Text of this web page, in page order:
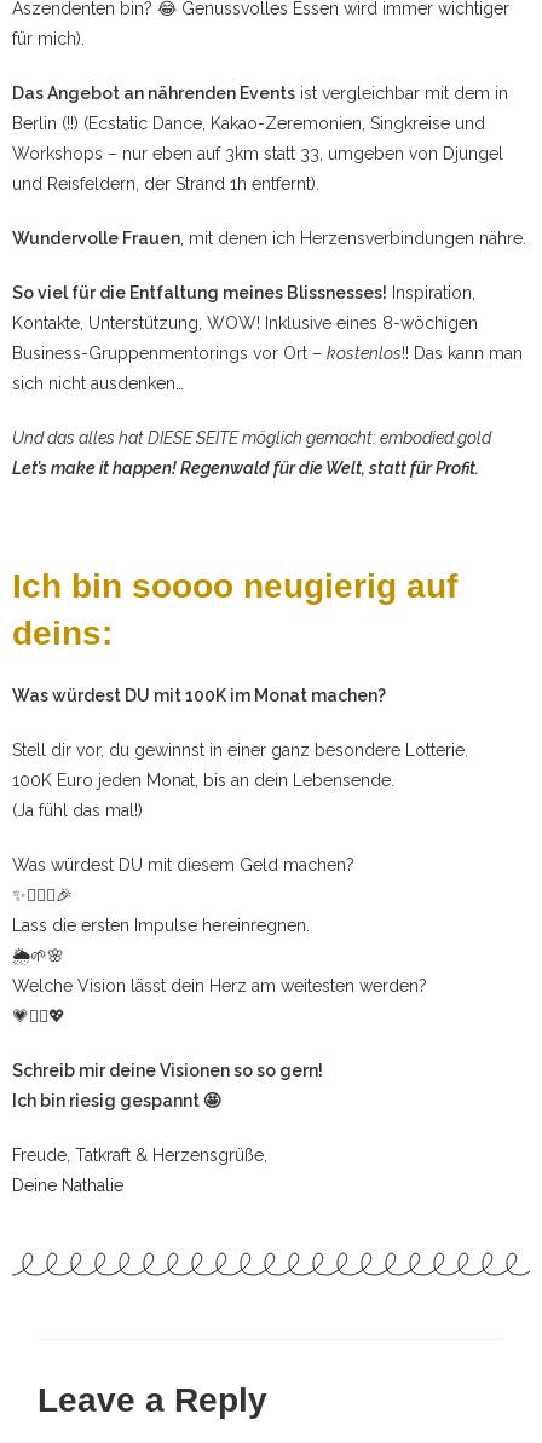
Aszendenten bin? 😂 Genussvolles Essen wird immer wichtiger
für mich).
Das Angebot an nährenden Events ist vergleichbar mit dem in
Berlin (!!) (Ecstatic Dance, Kakao-Zeremonien, Singkreise und
Workshops – nur eben auf 3km statt 33, umgeben von Djungel
und Reisfeldern, der Strand 1h entfernt).
Wundervolle Frauen , mit denen ich Herzensverbindungen nähre.
So viel für die Entfaltung meines Blissnesses! Inspiration,
Kontakte, Unterstützung, WOW! Inklusive eines 8-wöchigen
Business-Gruppenmentorings vor Ort – kostenlos!! Das kann man
sich nicht ausdenken…
Und das alles hat DIESE SEITE möglich gemacht: embodied.gold
Let’s make it happen! Regenwald für die Welt, statt für Profit.
Ich bin soooo neugierig auf
deins:
Was würdest DU mit 100K im Monat machen?
Stell dir vor, du gewinnst in einer ganz besondere Lotterie.
100K Euro jeden Monat, bis an dein Lebensende.
(Ja fühl das mal!)
Was würdest DU mit diesem Geld machen?
✨🤸🏻‍♀️🎉
Lass die ersten Impulse hereinregnen.
🌦🌱🌸
Welche Vision lässt dein Herz am weitesten werden?
💗❤️‍🔥💖
Schreib mir deine Visionen so so gern!
Ich bin riesig gespannt 🤩
Freude, Tatkraft & Herzensgrüße,
Deine Nathalie
Leave a Reply